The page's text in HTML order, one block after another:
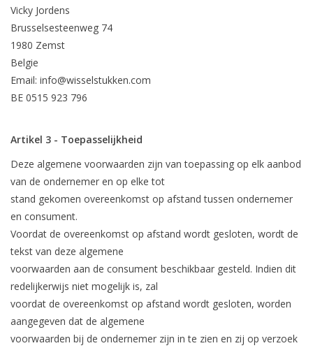
Vicky Jordens
Brusselsesteenweg 74
1980 Zemst
Belgie
Email: info@wisselstukken.com
BE 0515 923 796
Artikel 3 - Toepasselijkheid
Deze algemene voorwaarden zijn van toepassing op elk aanbod
van de ondernemer en op elke tot
stand gekomen overeenkomst op afstand tussen ondernemer
en consument.
Voordat de overeenkomst op afstand wordt gesloten, wordt de
tekst van deze algemene
voorwaarden aan de consument beschikbaar gesteld. Indien dit
redelijkerwijs niet mogelijk is, zal
voordat de overeenkomst op afstand wordt gesloten, worden
aangegeven dat de algemene
voorwaarden bij de ondernemer zijn in te zien en zij op verzoek